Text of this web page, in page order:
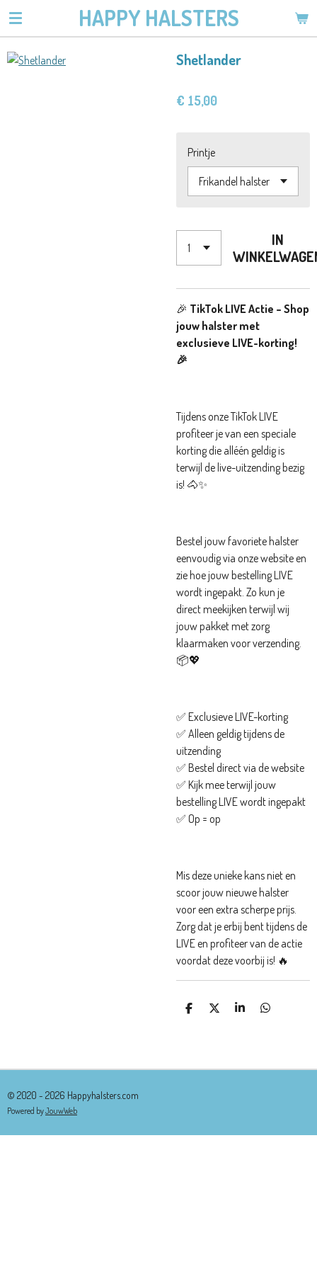
Ga
de
HAPPY HALSTERS
Shetlander
€ 15,00
Printje
IN
🎉 TikTok LIVE Actie – Shop
jouw halster met
exclusieve LIVE-korting!
🎉
Tijdens onze TikTok LIVE
profiteer je van een speciale
korting die alléén geldig is
terwijl de live-uitzending bezig
is! 🐴✨
Bestel jouw favoriete halster
eenvoudig via onze website en
zie hoe jouw bestelling LIVE
wordt ingepakt. Zo kun je
direct meekijken terwijl wij
jouw pakket met zorg
klaarmaken voor verzending.
📦💖
✅ Exclusieve LIVE-korting
✅ Alleen geldig tijdens de
uitzending
✅ Bestel direct via de website
✅ Kijk mee terwijl jouw
bestelling LIVE wordt ingepakt
✅ Op = op
Mis deze unieke kans niet en
scoor jouw nieuwe halster
voor een extra scherpe prijs.
Zorg dat je erbij bent tijdens de
LIVE en profiteer van de actie
voordat deze voorbij is! 🔥
D
D
S
D
© 2020 - 2026 Happyhalsters.com
Powered byJouwWeb